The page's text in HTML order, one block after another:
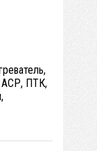
АСР, ПТК,